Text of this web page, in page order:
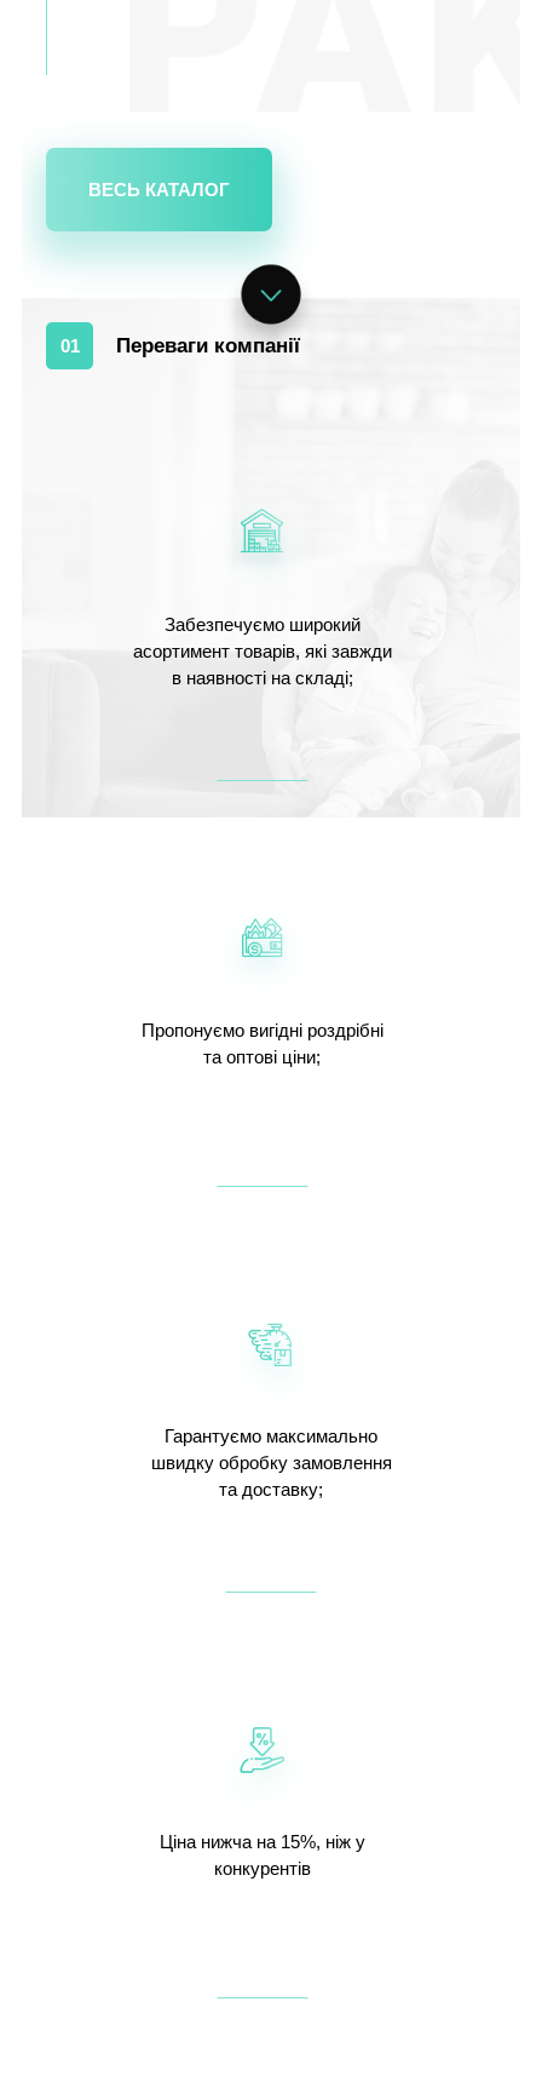
ВЕСЬ КАТАЛОГ
01 Переваги компанії
Забезпечуємо широкий
асортимент товарів, які завжди
в наявності на складі;
Пропонуємо вигідні роздрібні
та оптові ціни;
Гарантуємо максимально
швидку обробку замовлення
та доставку;
Ціна нижча на 15%, ніж у
конкурентів